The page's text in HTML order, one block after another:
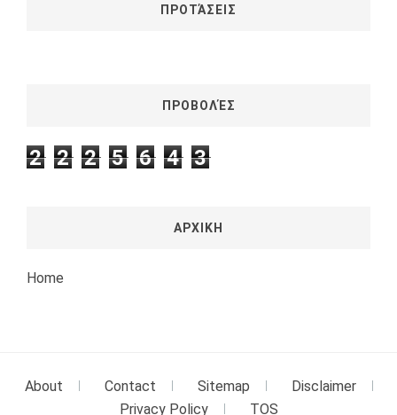
ΠΡΟΤΆΣΕΙΣ
ΠΡΟΒΟΛΈΣ
2 2 2 5 6 4 3
ΑΡΧΙΚΗ
Home
About Contact Sitemap
Disclaimer
Privacy Policy
TOS